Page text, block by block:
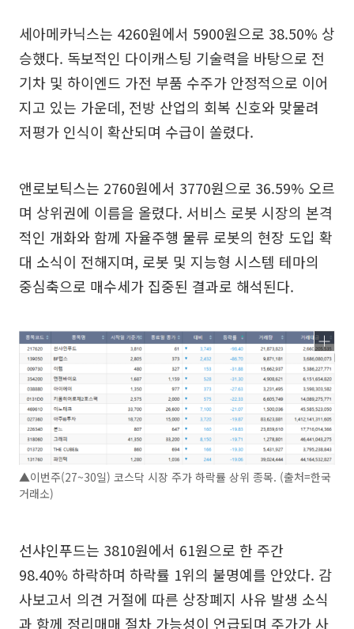
세아메카닉스는 4260원에서 5900원으로 38.50% 상
승했다. 독보적인 다이캐스팅 기술력을 바탕으로 전
기차 및 하이엔드 가전 부품 수주가 안정적으로 이어
지고 있는 가운데, 전방 산업의 회복 신호와 맞물려
저평가 인식이 확산되며 수급이 쏠렸다.
앤로보틱스는 2760원에서 3770원으로 36.59% 오르
며 상위권에 이름을 올렸다. 서비스 로봇 시장의 본격
적인 개화와 함께 자율주행 물류 로봇의 현장 도입 확
대 소식이 전해지며, 로봇 및 지능형 시스템 테마의
중심축으로 매수세가 집중된 결과로 해석된다.
▲이번주(27~30일) 코스닥 시장 주가 하락률 상위 종목. (출처=한국
거래소)
선샤인푸드는 3810원에서 61원으로 한 주간
98.40% 하락하며 하락률 1위의 불명예를 안았다. 감
사보고서 의견 거절에 따른 상장폐지 사유 발생 소식
과 함께 정리매매 절차 가능성이 언급되며 주가가 사